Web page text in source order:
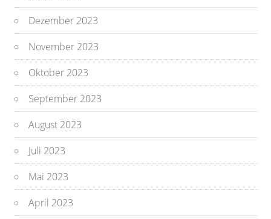
Dezember 2023
November 2023
Oktober 2023
September 2023
August 2023
Juli 2023
Mai 2023
April 2023